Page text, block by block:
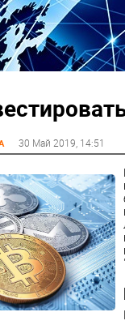
30 Май 2019 , 14:51